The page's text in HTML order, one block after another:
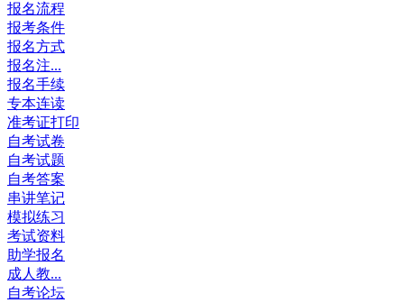
报名流程
报考条件
报名方式
报名注...
报名手续
专本连读
准考证打印
自考试卷
自考试题
自考答案
串讲笔记
模拟练习
考试资料
助学报名
成人教...
自考论坛